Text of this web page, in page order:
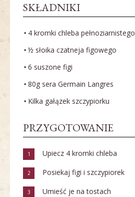
SKŁADNIKI
4 kromki chleba pełnoziarnistego
½ słoika czatneja figowego
6 suszone figi
80g sera Germain Langres
Kilka gałązek szczypiorku
PRZYGOTOWANIE
1 Upiecz 4 kromki chleba
2 Posiekaj figi i szczypiorek
3 Umieść je na tostach